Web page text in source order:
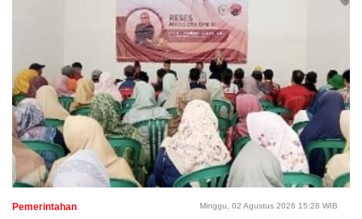
Pemerintahan Minggu, 02 Agustus 2026 15:28 WIB